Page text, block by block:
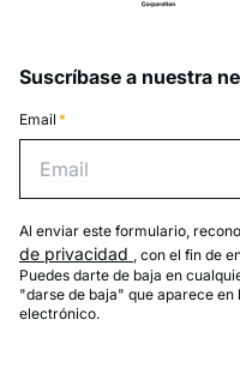
Suscríbase a nuestra
Email *
Al enviar este formulario,
de privacidad , con el fin de
Puedes darte de baja en
"darse de baja" que aparece
electrónico.